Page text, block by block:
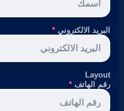
البريد الالكتروني *
Layout
رقم الهاتف *